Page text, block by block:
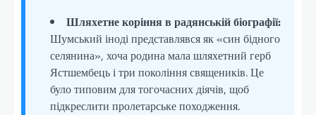
Шляхетне коріння в радянській біографії:
Шумський іноді представлявся як «син бідного
селянина», хоча родина мала шляхетний герб
Ястшембець і три покоління священиків. Це
було типовим для тогочасних діячів, щоб
підкреслити пролетарське походження.